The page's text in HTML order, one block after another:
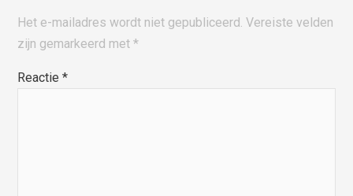
Het e-mailadres wordt niet gepubliceerd. Vereiste velden
zijn gemarkeerd met*
Reactie*